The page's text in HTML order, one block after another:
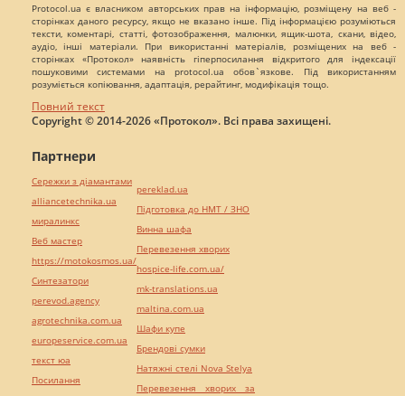
Protocol.ua є власником авторських прав на інформацію, розміщену на веб -
сторінках даного ресурсу, якщо не вказано інше. Під інформацією розуміються
тексти, коментарі, статті, фотозображення, малюнки, ящик-шота, скани, відео,
аудіо, інші матеріали. При використанні матеріалів, розміщених на веб -
сторінках «Протокол» наявність гіперпосилання відкритого для індексації
пошуковими системами на protocol.ua обов`язкове. Під використанням
розуміється копіювання, адаптація, рерайтинг, модифікація тощо.
Повний текст
Copyright © 2014-2026 «Протокол». Всі права захищені.
Партнери
Сережки з діамантами
alliancetechnika.ua
миралинкс
Веб мастер
https://motokosmos.ua/
Синтезатори
perevod.agency
agrotechnika.com.ua
europeservice.com.ua
текст юа
Посилання
pereklad.ua
Підготовка до НМТ / ЗНО
Винна шафа
Перевезення хворих
hospice-life.com.ua/
mk-translations.ua
maltina.com.ua
Шафи купе
Брендові сумки
Натяжні стелі Nova Stelya
Перевезення хворих за